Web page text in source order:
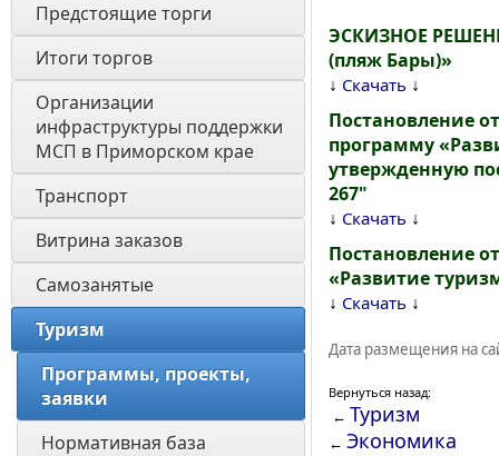
Предстоящие торги
Итоги торгов
Организации
инфраструктуры поддержки
МСП в Приморском крае
Транспорт
Витрина заказов
Самозанятые
Туризм
Программы, проекты,
заявки
Нормативная база
ЭСКИЗНОЕ
(пляж Бары)»
↓ Скачать ↓
Постановление
программу
утвержденную
267"
↓ Скачать ↓
Постановление
«Развитие
↓ Скачать ↓
Дата размещения на
Вернуться назад:
← Туризм
← Экономика